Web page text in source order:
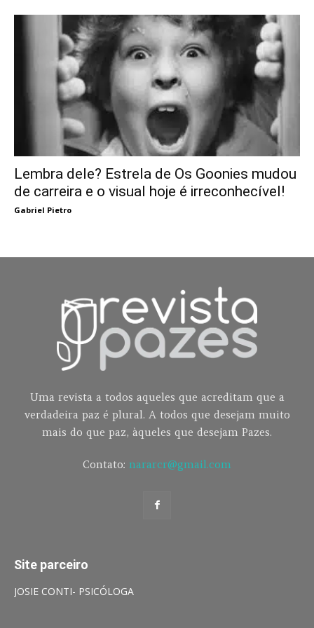
Lembra dele? Estrela de Os Goonies mudou
de carreira e o visual hoje é irreconhecível!
Gabriel Pietro
Uma revista a todos aqueles que acreditam que a
verdadeira paz é plural. A todos que desejam muito
mais do que paz, àqueles que desejam Pazes.
Contato: nararcr@gmail.com
Site parceiro
JOSIE CONTI- PSICÓLOGA